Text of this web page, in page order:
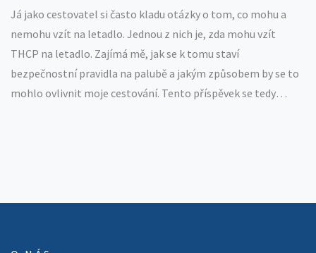
Já jako cestovatel si často kladu otázky o tom, co mohu a
nemohu vzít na letadlo. Jednou z nich je, zda mohu vzít
THCP na letadlo. Zajímá mě, jak se k tomu staví
bezpečnostní pravidla na palubě a jakým způsobem by se to
mohlo ovlivnit moje cestování. Tento příspěvek se tedy